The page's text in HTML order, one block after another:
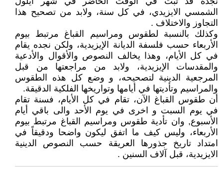
الشمسي الايزيدي، في كل سنة، ولابد من تصحيح هذا
التجاوز والاختلاف .
وكذلك بالنسبة لطقوس ومراسيم القباغ مرتبط بيوم
الأربعاء حسب فلسفة الديانة الإيزيدية، ولكن نجده يقام
في كل الأيام، وهذا يخالف النصوص والأقوال والأدعية
والمقدسات الإيزيدية، ولابد من مراجعتها من قبل
المرجعية الدينية لتصحيحه، و وضع كل هذه الطقوس
والمراسيم وتأديتها في أيامها وتواريخها الفلكية الدقيقة.
أن طقوس القباغ الآن، تقام في كل الأيام، فسنة تقام
في يوم السبت و اخرى في يوم الأحد والى باقي أيام
الأسبوع, وان تأدية طقوس ومراسيم القباغ مرتبط بيوم
الأربعاء، وليس كيف ما اتفق ليكون واضحا ودقيقاً في
امتداد تاريخ جذورها العريقة حسب النصوص الدينية
الايزيدية، قبل آلاف السنين .